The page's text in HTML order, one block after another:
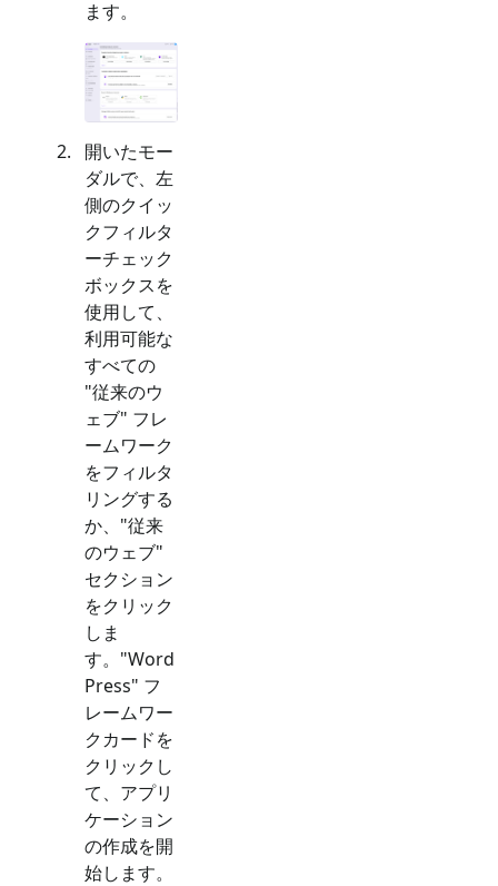
ます。
開いたモー
ダルで、左
側のクイッ
クフィルタ
ーチェック
ボックスを
使用して、
利用可能な
すべての
"従来のウ
ェブ" フレ
ームワーク
をフィルタ
リングする
か、"従来
のウェブ"
セクション
をクリック
しま
す。"Word
Press" フ
レームワー
クカードを
クリックし
て、アプリ
ケーション
の作成を開
始します。